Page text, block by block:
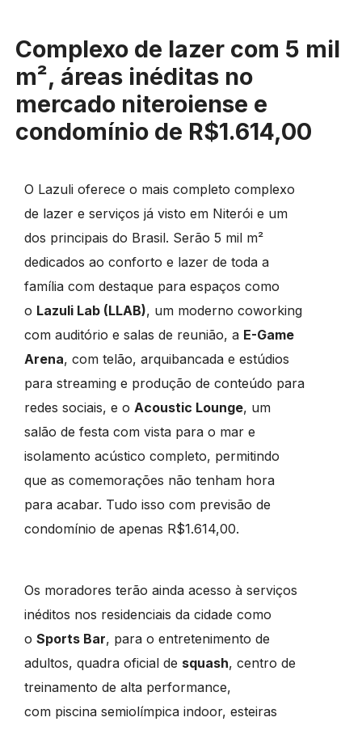
Complexo de lazer com 5 mil
m², áreas inéditas no
mercado niteroiense e
condomínio de R$1.614,00
O Lazuli oferece o mais completo complexo
de lazer e serviços já visto em Niterói e um
dos principais do Brasil. Serão 5 mil m²
dedicados ao conforto e lazer de toda a
família com destaque para espaços como
o Lazuli Lab (LLAB), um moderno coworking
com auditório e salas de reunião, a E-Game
Arena, com telão, arquibancada e estúdios
para streaming e produção de conteúdo para
redes sociais, e o Acoustic Lounge, um
salão de festa com vista para o mar e
isolamento acústico completo, permitindo
que as comemorações não tenham hora
para acabar. Tudo isso com previsão de
condomínio de apenas R$1.614,00.
Os moradores terão ainda acesso à serviços
inéditos nos residenciais da cidade como
o Sports Bar, para o entretenimento de
adultos, quadra oficial de squash, centro de
treinamento de alta performance,
com piscina semiolímpica indoor, esteiras